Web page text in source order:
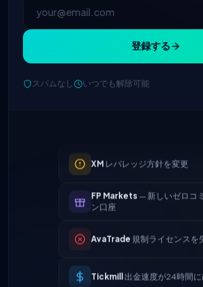
登録する
スパムなし いつでも解除可能
IC MarketsEUR/USDスプレ
FP Markets — 新しいゼロコ
AvaTrade
Tickmill出金速度が24時間に
IC MarketsEUR/USDスプレ